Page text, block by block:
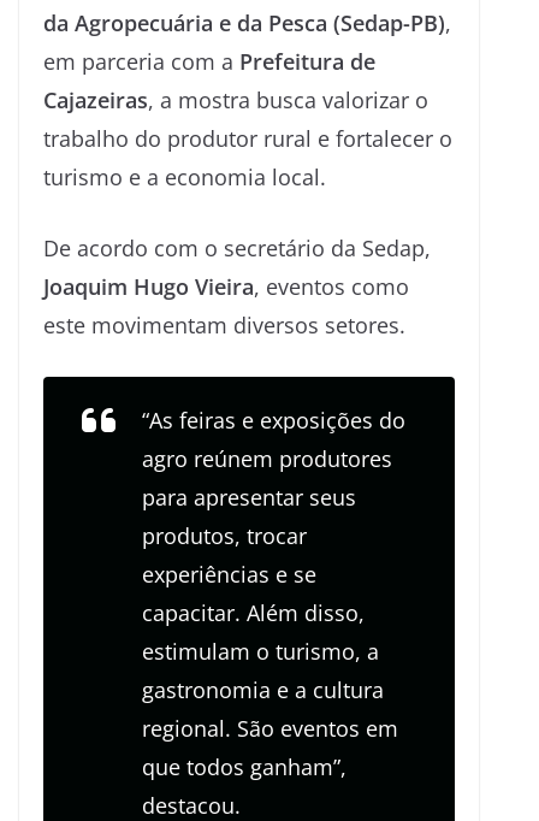
da Agropecuária e da Pesca (Sedap-PB),
em parceria com a Prefeitura de
Cajazeiras, a mostra busca valorizar o
trabalho do produtor rural e fortalecer o
turismo e a economia local.
De acordo com o secretário da Sedap,
Joaquim Hugo Vieira, eventos como
este movimentam diversos setores.
“As feiras e exposições do
agro reúnem produtores
para apresentar seus
produtos, trocar
experiências e se
capacitar. Além disso,
estimulam o turismo, a
gastronomia e a cultura
regional. São eventos em
que todos ganham”,
destacou.